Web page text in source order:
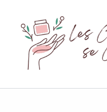
contenu